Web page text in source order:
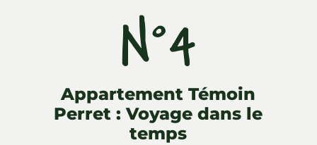
N°4
Appartement Témoin
Perret : Voyage dans le
temps